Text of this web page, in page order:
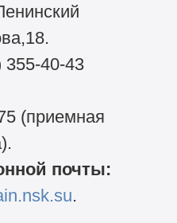
355-40-43
(приемная
почты:
.